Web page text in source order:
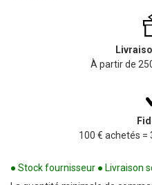
À partir de
100 € achetés =
● Stock fournisseur ● Livraison